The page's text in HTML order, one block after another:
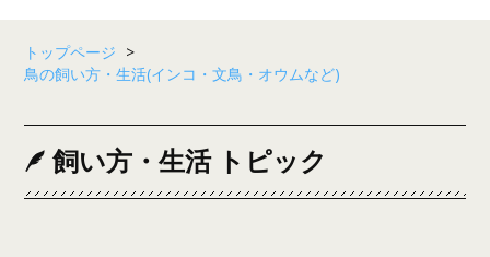
トップページ >
鳥の飼い方・生活(インコ・文鳥・オウムなど)
飼い方・生活 トピック